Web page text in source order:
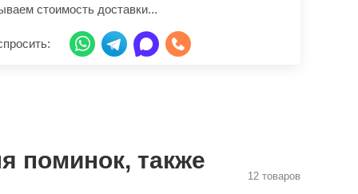
стоимость доставки...
поминок, также
12 товаров